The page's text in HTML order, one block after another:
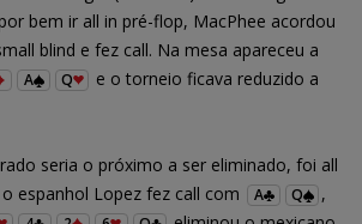
bem ir all in pré-flop, MacPhee acordou
blind e fez call. Na mesa apareceu a
A Q
e o torneio ficava reduzido a
seria o próximo a ser eliminado, foi all
o espanhol Lopez fez call com A Q
,